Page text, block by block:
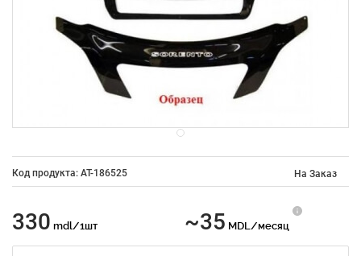
Код продукта: AT-186525 На Заказ
330 mdl/1шт ~35 MDL/месяц